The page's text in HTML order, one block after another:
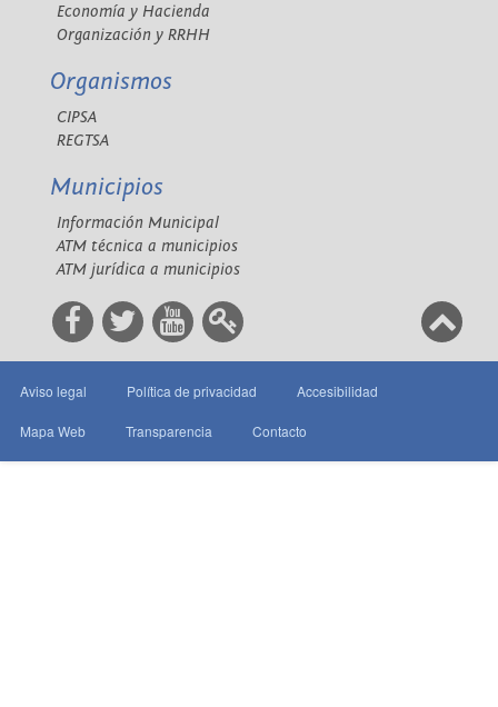
Economía y Hacienda
Organización y RRHH
Organismos
CIPSA
REGTSA
Municipios
Información Municipal
ATM técnica a municipios
ATM jurídica a municipios
Aviso legal Política de privacidad Accesibilidad
Mapa Web Transparencia Contacto